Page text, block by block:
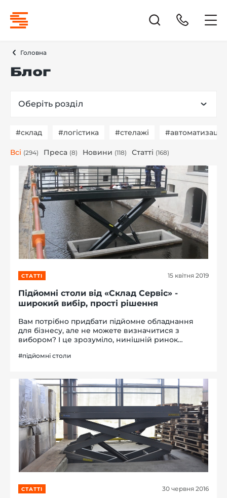
Головна
Блог
Оберіть розділ
#склад #логістика #стелажі #автоматизація
Всі (294) Преса (8) Новини (118) Статті (168)
СТАТТІ 15 квітня 2019
Підйомні столи від «Склад Сервіс» -
широкий вибір, прості рішення
Вам потрібно придбати підйомне обладнання
для бізнесу, але не можете визначитися з
вибором? І це зрозуміло, нинішній ринок
переповнено пропозиціями, головне не
#підйомні столи
СТАТТІ 30 червня 2016
поверх